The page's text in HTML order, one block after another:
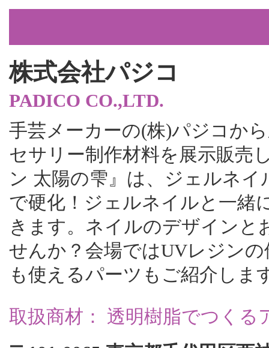
株式会社パジコ
PADICO CO.,LTD.
手芸メーカーの(株)パジコか
セサリー制作材料を展示販売
ン 太陽の雫』は、ジェルネ
で硬化！ジェルネイルと一緒
きます。ネイルのデザインと
せんか？会場ではUVレジン
も使えるパーツもご紹介しま
取扱商材： 透明樹脂でつく